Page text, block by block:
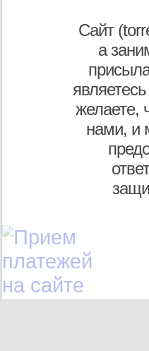
Сайт
а
желаете,
нами, и